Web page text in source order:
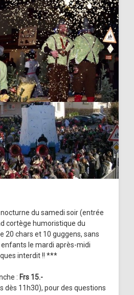
du samedi soir (entrée
cortège humoristique du
20 chars et 10 guggens, sans
le mardi après-midi
interdit !! ***
: Frs 15.-
dès 11h30), pour des questions